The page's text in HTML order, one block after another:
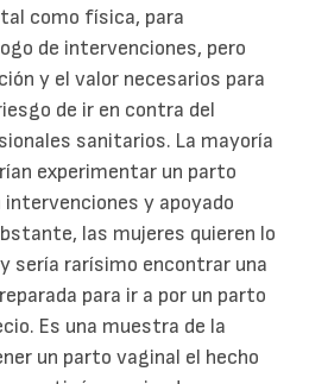
como física, para
de intervenciones, pero
y el valor necesarios para
de ir en contra del
sanitarios. La mayoría
experimentar un parto
y apoyado
las mujeres quieren lo
sería rarísimo encontrar una
para ir a por un parto
Es una muestra de la
un parto vaginal el hecho